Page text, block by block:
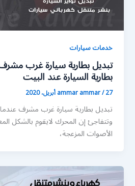
خدمات سيارات
بطارية السيارة عند البيت
ammar ammar/27 أبريل، 2020
تبديل بطارية سيارة غرب مشرف
وتتفاجئ إن المحرك لايقوم بالشكل
الأصوات المزعجة،